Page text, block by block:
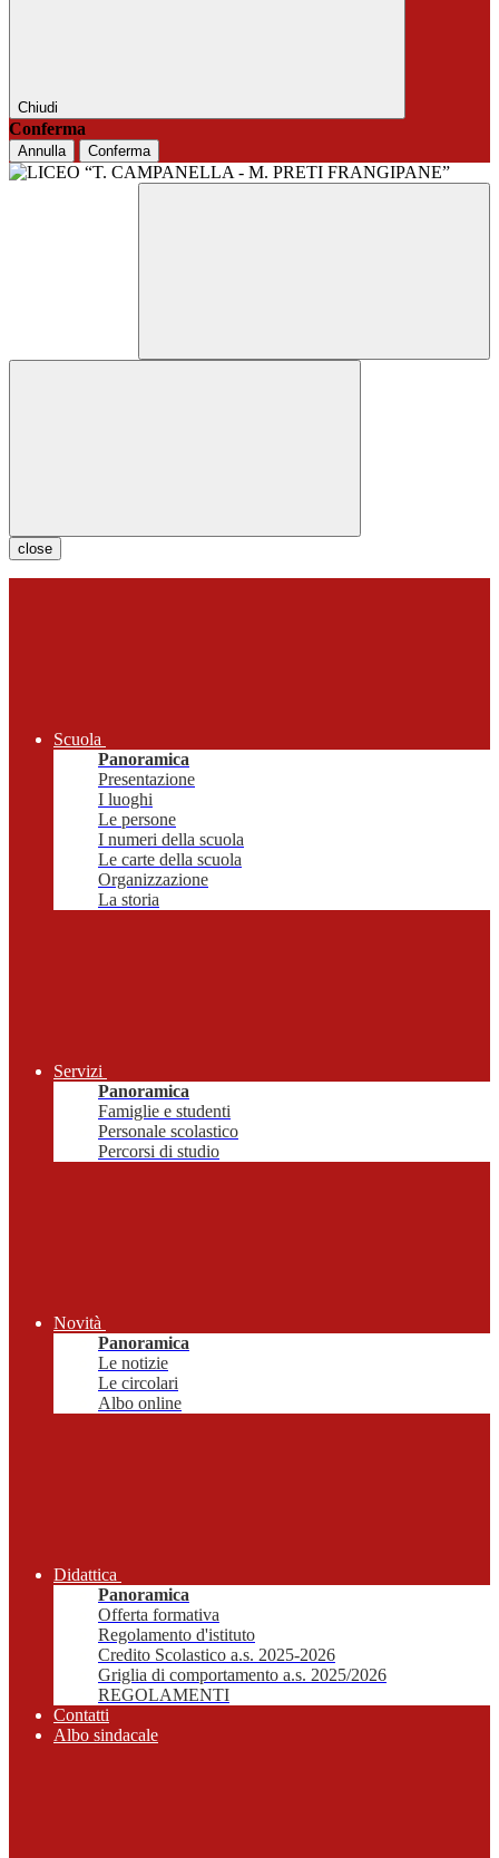
Chiudi
Conferma
Annulla Conferma
close
Scuola
Panoramica
Presentazione
I luoghi
Le persone
I numeri della scuola
Le carte della scuola
Organizzazione
La storia
Servizi
Panoramica
Famiglie e studenti
Personale scolastico
Percorsi di studio
Novità
Panoramica
Le notizie
Le circolari
Albo online
Didattica
Panoramica
Offerta formativa
Regolamento d'istituto
Credito Scolastico a.s. 2025-2026
Griglia di comportamento a.s. 2025/2026
REGOLAMENTI
Contatti
Albo sindacale